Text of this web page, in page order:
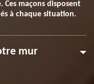
maçons disposent
à chaque situation.
mur